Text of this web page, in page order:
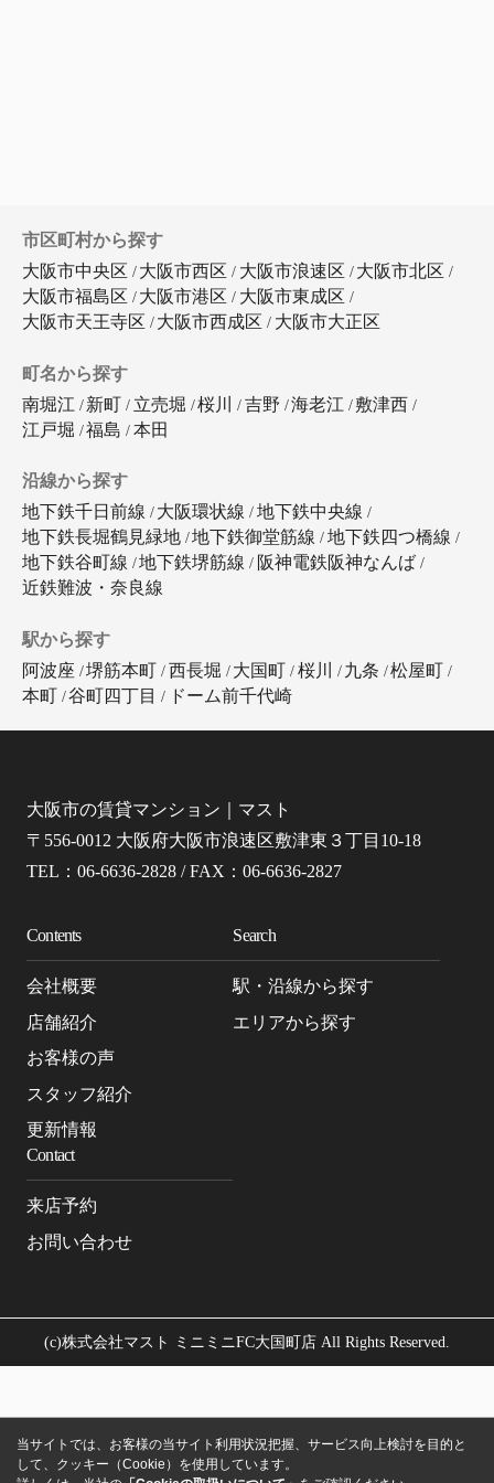
市区町村から探す
大阪市中央区
大阪市西区 大阪市浪速区
大阪市北区
大阪市福島区
大阪市港区
大阪市東成区
大阪市天王寺区
大阪市西成区 大阪市大正区
町名から探す
南堀江
新町 立売堀 桜川 吉野 海老江
敷津西
江戸堀
福島 本田
沿線から探す
地下鉄千日前線
大阪環状線 地下鉄中央線
地下鉄長堀鶴見緑地
地下鉄御堂筋線 地下鉄四つ橋線
地下鉄谷町線
地下鉄堺筋線 阪神電鉄阪神なんば
近鉄難波・奈良線
駅から探す
阿波座
堺筋本町 西長堀 大国町 桜川 九条
松屋町
本町
谷町四丁目 ドーム前千代崎
大阪市の賃貸マンション｜マスト
〒556-0012 大阪府大阪市浪速区敷津東３丁目10-18
TEL：06-6636-2828 / FAX：06-6636-2827
Contents
会社概要
店舗紹介
お客様の声
スタッフ紹介
更新情報
Search
駅・沿線から探す
エリアから探す
Contact
来店予約
お問い合わせ
(c)株式会社マスト ミニミニFC大国町店 All Rights Reserved.
当サイトでは、お客様の当サイト利用状況把握、サービス向上検討を目的と
して、クッキー（Cookie）を使用しています。